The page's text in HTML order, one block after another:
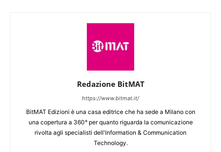
Redazione BitMAT
https://www.bitmat.it/
BitMAT Edizioni è una casa editrice che ha sede a Milano con
una copertura a 360° per quanto riguarda la comunicazione
rivolta agli specialisti dell'lnformation & Communication
Technology.